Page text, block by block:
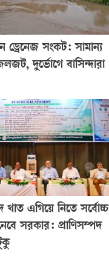
ড্রেনেজ সংকট: সামান্য
দুর্ভোগে বাসিন্দারা
খাত এগিয়ে নিতে সর্বোচ্চ
সরকার: প্রাণিসম্পদ